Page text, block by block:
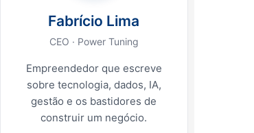
Fabrício Lima
CEO · Power Tuning
Empreendedor que escreve
sobre tecnologia, dados, IA,
gestão e os bastidores de
construir um negócio.